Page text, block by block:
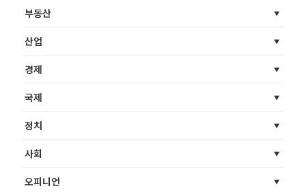
부동산
산업
경제
국제
정치
사회
오피니언